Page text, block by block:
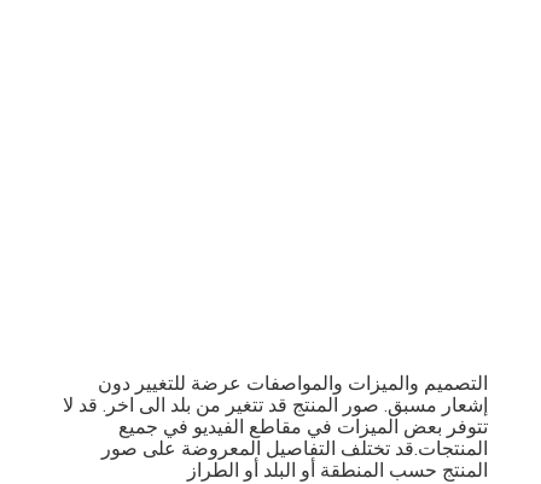
التصميم والميزات والمواصفات عرضة للتغيير دون
إشعار مسبق. صور المنتج قد تتغير من بلد الى اخر. قد لا
تتوفر بعض الميزات في مقاطع الفيديو في جميع
المنتجات.قد تختلف التفاصيل المعروضة على صور
المنتج حسب المنطقة أو البلد أو الطراز